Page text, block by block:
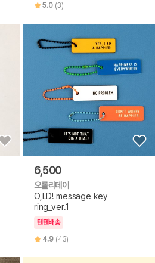
5.0 (3)
6,500
오롤리데이
O,LD! message key
ring_ver.1
텐텐배송
4.9 (43)